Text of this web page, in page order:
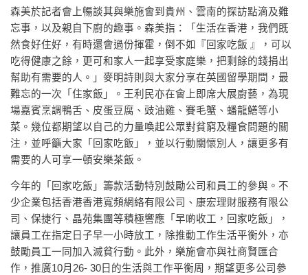
森美於記者會上暢談其與樂施會到貴州、雲南的探訪點滴及難
忘事，以及親自下廚的趣事。森美指：「生活在香港，我們既
然食好住好，有時還會過份揮霍，倒不如『回家吃飯 』，可以
吃得健康之餘，更可和家人一起享受家庭樂，把剩餘的錢捐出
幫助有需要的人。」麥明詩則與大家分享在英國留學期間，最
難忘的一次「住家飯」。王利民亦在會上即席大展廚藝，為現
場嘉賓烹調鴨舌、皮蛋豆腐、豉油雞、賽毛蟹、蟠龍鱔等小
菜。幾位都期望以自己的力量喚起公眾對貧窮及糧食問題的關
注，並呼籲大家「回家吃飯」，並以行動關懷別人，讓更多有
需要的人可享一頓安樂茶飯。
今年的「回家吃飯」籌款活動特別鼓勵公司和員工的參與。不
少企業包括香港香港寬頻網絡有限公司、康宏理財服務有限公
司、保捷行、晶苑集團等積極響應「早啲收工，回家吃飯」，
讓員工在指定日子早一小時放工，除推動工作生活平衡外，亦
鼓勵員工一同加入滅貧行動。此外，樂施會亦與社商賢匯合
作，推廣10月26- 30日的生活與工作平衡周，期望更多公司參